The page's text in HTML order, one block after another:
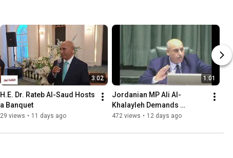
3:02
H.E. Dr. Rateb Al-Saud Hosts
a Banquet
29 views • 11 days ago
1:01
Jordanian MP Ali Al-
Khalayleh Demands
Condolences for the US
Sparks Widespre...
472 views • 12 days ago